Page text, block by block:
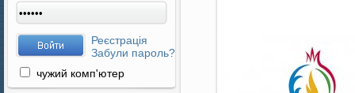
Реєстрація
Забули пароль?
чужий комп'ютер